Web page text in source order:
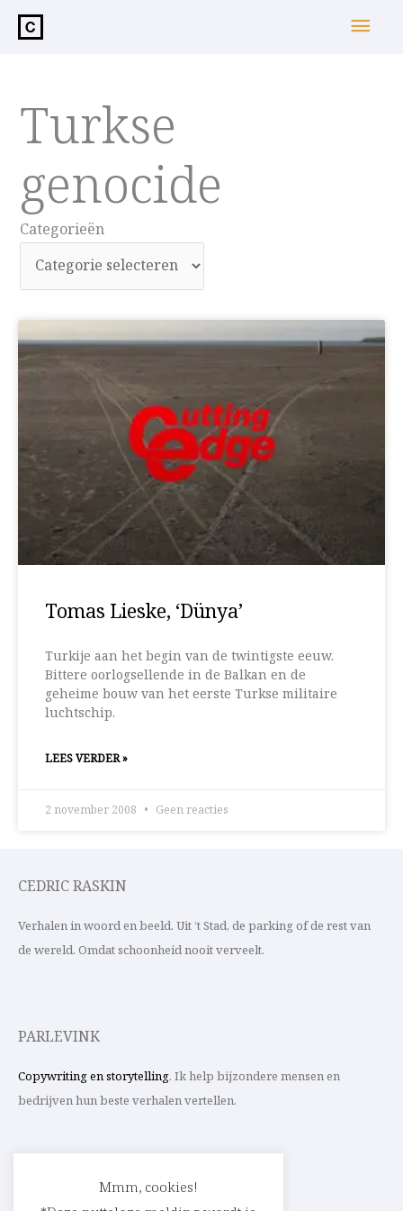
inhoud
Turkse
genocide
Categorieën
Categorieën
Tomas Lieske, ‘Dünya’
Turkije aan het begin van de twintigste eeuw.
Bittere oorlogsellende in de Balkan en de
geheime bouw van het eerste Turkse militaire
luchtschip.
LEES VERDER »
2 november 2008 Geen reacties
CEDRIC RASKIN
Verhalen in woord en beeld. Uit ’t Stad, de parking of de rest van
de wereld. Omdat schoonheid nooit verveelt.
PARLEVINK
Copywriting en storytelling. Ik help bijzondere mensen en
bedrijven hun beste verhalen vertellen.
Mmm, cookies!